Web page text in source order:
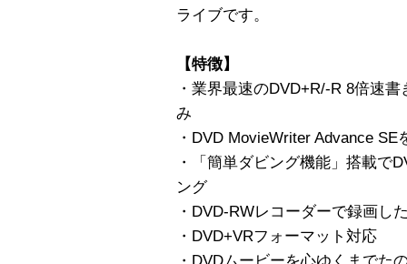
ライブです。
【特徴】
・業界最速のDVD+R/-R 8倍速
み
・DVD MovieWriter Advance
・「簡単ダビング機能」搭載で
ング
・DVD-RWレコーダーで録画し
・DVD+VRフォーマット対応